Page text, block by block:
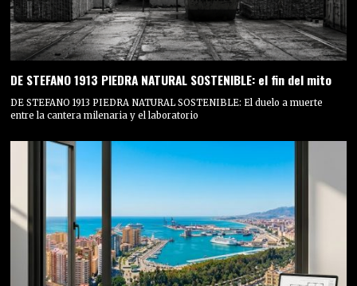
DE STEFANO 1913 PIEDRA NATURAL SOSTENIBLE: el fin del mito
DE STEFANO 1913 PIEDRA NATURAL SOSTENIBLE: El duelo a muerte
entre la cantera milenaria y el laboratorio